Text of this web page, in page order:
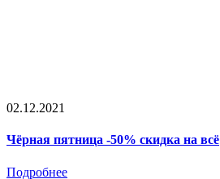
02.12.2021
Чёрная пятница -50% скидка на всё
Подробнее